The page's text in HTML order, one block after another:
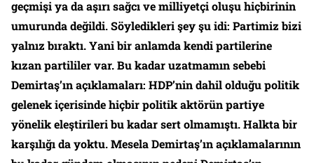
geçmişi ya da aşırı sağcı ve milliyetçi oluşu hiçbirinin
umurunda değildi. Söyledikleri şey şu idi: Partimiz bizi
yalnız bıraktı. Yani bir anlamda kendi partilerine
kızan partililer var. Bu kadar uzatmamın sebebi
Demirtaş’ın açıklamaları: HDP’nin dahil olduğu politik
gelenek içerisinde hiçbir politik aktörün partiye
yönelik eleştirileri bu kadar sert olmamıştı. Halkta bir
karşılığı da yoktu. Mesela Demirtaş’ın açıklamalarının